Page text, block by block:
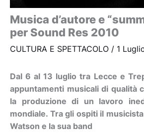
Musica d’autore e
per Sound Res 2010
CULTURA E SPETTACOLO / 1
Dal 6 al 13 luglio tra Lecce e
appuntamenti musicali di qualità
la produzione di un lavoro
mondiale. Tra gli ospiti il
Watson e la sua band